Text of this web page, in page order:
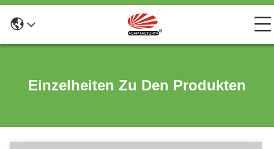
Einzelheiten Zu Den Produkten